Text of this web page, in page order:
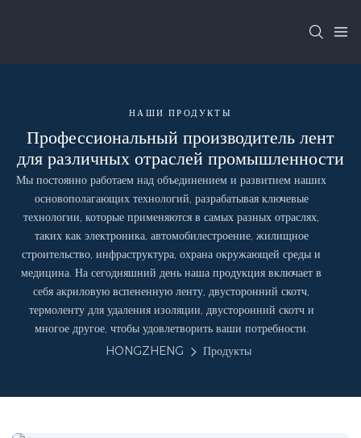
НАШИ ПРОДУКТЫ
Профессиональный производитель лент
для различных отраслей промышленности
Мы постоянно работаем над объединением и развитием наших
основополагающих технологий, разрабатывая ключевые
технологии, которые применяются в самых разных отраслях,
таких как электроника, автомобилестроение, жилищное
строительство, инфраструктура, охрана окружающей среды и
медицина. На сегодняшний день наша продукция включает в
себя акриловую вспененную ленту, двусторонний скотч,
термоленту для удаления изоляции, двусторонний скотч и
многое другое, чтобы удовлетворить ваши потребности.
HONGZHENG
Продукты